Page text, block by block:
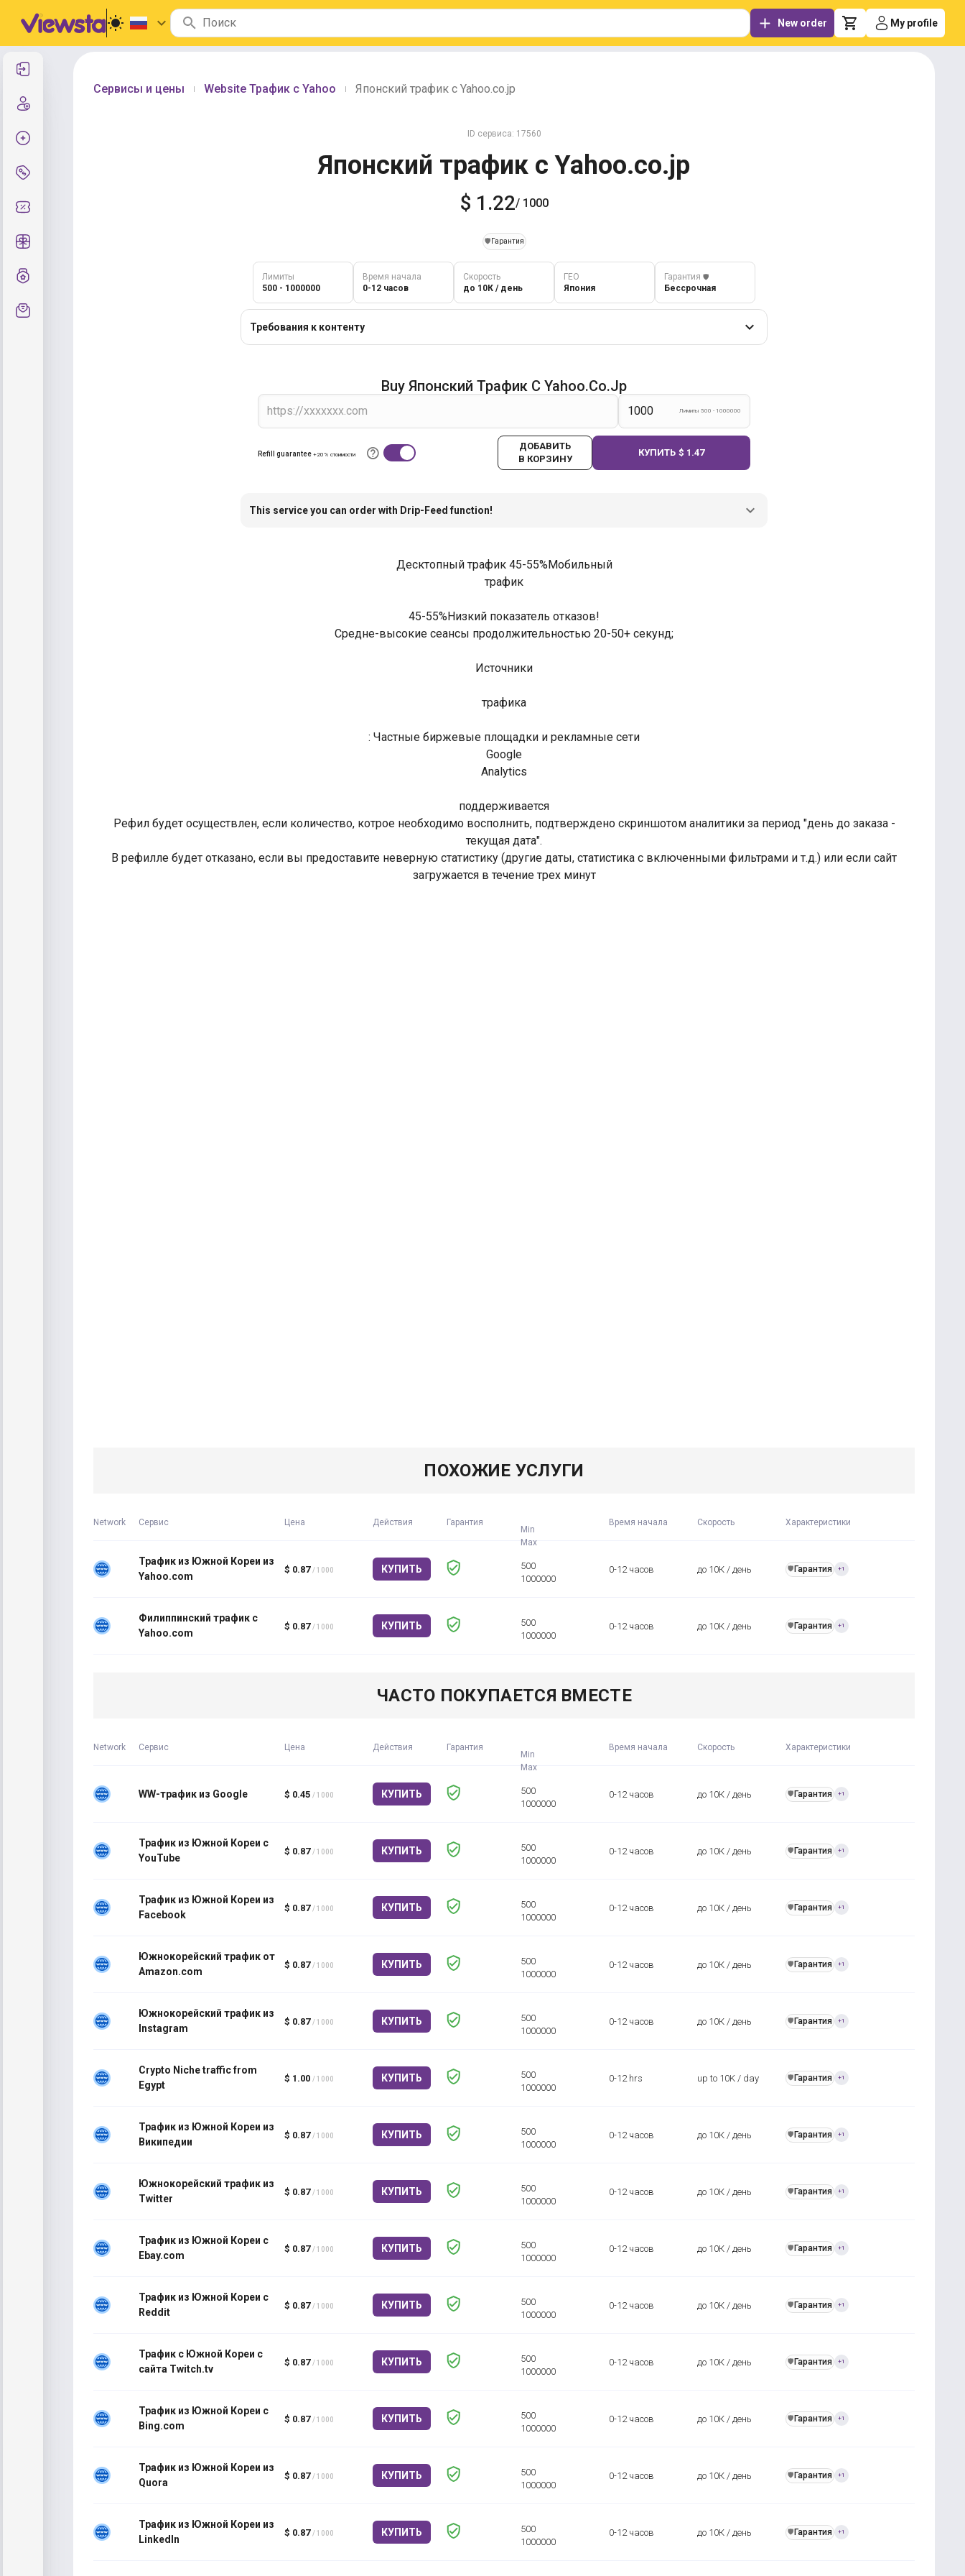
New order My profile
Сервисы и цены Website Трафик с Yahoo Японский трафик с Yahoo.co.jp
ID сервиса: 17560
Японский трафик с Yahoo.co.jp
$ 1.22/ 1000
️🛡️ Гарантия
Лимиты
500 - 1000000
Время начала
0-12 часов
Скорость
до 10К / день
ГЕО
Япония
Гарантия ️🛡️
Бессрочная
Требования к контенту
Buy Японский Трафик С Yahoo.co.jp
Лимиты 500 - 1000000
Refill guarantee +20% стоимости
ДОБАВИТЬ
В КОРЗИНУ
КУПИТЬ $ 1.47
This service you can order with Drip-Feed function!
Десктопный трафик 45-55%Мобильный
трафик
45-55%Низкий показатель отказов!
Средне-высокие сеансы продолжительностью 20-50+ секунд;
Источники
трафика
: Частные биржевые площадки и рекламные сети
Google
Analytics
поддерживается
Рефил будет осуществлен, если количество, котрое необходимо восполнить, подтверждено скриншотом аналитики за период "день до заказа -
текущая дата".
В рефилле будет отказано, если вы предоставите неверную статистику (другие даты, статистика с включенными фильтрами и т.д.) или если сайт
загружается в течение трех минут
ПОХОЖИЕ УСЛУГИ
Network Сервис Цена Действия Гарантия
Min
Max
Время начала Скорость Характеристики
Трафик из Южной Кореи из
Yahoo.com
$ 0.87 / 1000 КУПИТЬ
500
1000000
0-12 часов до 10К / день ️🛡️ Гарантия +1
Филиппинский трафик с
Yahoo.com
$ 0.87 / 1000 КУПИТЬ
500
1000000
0-12 часов до 10К / день ️🛡️ Гарантия +1
ЧАСТО ПОКУПАЕТСЯ ВМЕСТЕ
Network Сервис Цена Действия Гарантия
Min
Max
Время начала Скорость Характеристики
WW-трафик из Google $ 0.45 / 1000 КУПИТЬ
500
1000000
0-12 часов до 10К / день ️🛡️ Гарантия +1
Трафик из Южной Кореи с
YouTube
$ 0.87 / 1000 КУПИТЬ
500
1000000
0-12 часов до 10К / день ️🛡️ Гарантия +1
Трафик из Южной Кореи из
Facebook
$ 0.87 / 1000 КУПИТЬ
500
1000000
0-12 часов до 10К / день ️🛡️ Гарантия +1
Южнокорейский трафик от
Amazon.com
$ 0.87 / 1000 КУПИТЬ
500
1000000
0-12 часов до 10К / день ️🛡️ Гарантия +1
Южнокорейский трафик из
Instagram
$ 0.87 / 1000 КУПИТЬ
500
1000000
0-12 часов до 10К / день ️🛡️ Гарантия +1
Crypto Niche traffic from
Egypt
$ 1.00 / 1000 КУПИТЬ
500
1000000
0-12 hrs up to 10K / day ️🛡️ Гарантия +1
Трафик из Южной Кореи из
Википедии
$ 0.87 / 1000 КУПИТЬ
500
1000000
0-12 часов до 10К / день ️🛡️ Гарантия +1
Южнокорейский трафик из
Twitter
$ 0.87 / 1000 КУПИТЬ
500
1000000
0-12 часов до 10К / день ️🛡️ Гарантия +1
Трафик из Южной Кореи с
Ebay.com
$ 0.87 / 1000 КУПИТЬ
500
1000000
0-12 часов до 10К / день ️🛡️ Гарантия +1
Трафик из Южной Кореи с
Reddit
$ 0.87 / 1000 КУПИТЬ
500
1000000
0-12 часов до 10К / день ️🛡️ Гарантия +1
Трафик с Южной Кореи с
сайта Twitch.tv
$ 0.87 / 1000 КУПИТЬ
500
1000000
0-12 часов до 10К / день ️🛡️ Гарантия +1
Трафик из Южной Кореи с
Bing.com
$ 0.87 / 1000 КУПИТЬ
500
1000000
0-12 часов до 10К / день ️🛡️ Гарантия +1
Трафик из Южной Кореи из
Quora
$ 0.87 / 1000 КУПИТЬ
500
1000000
0-12 часов до 10К / день ️🛡️ Гарантия +1
Трафик из Южной Кореи из
LinkedIn
$ 0.87 / 1000 КУПИТЬ
500
1000000
0-12 часов до 10К / день ️🛡️ Гарантия +1